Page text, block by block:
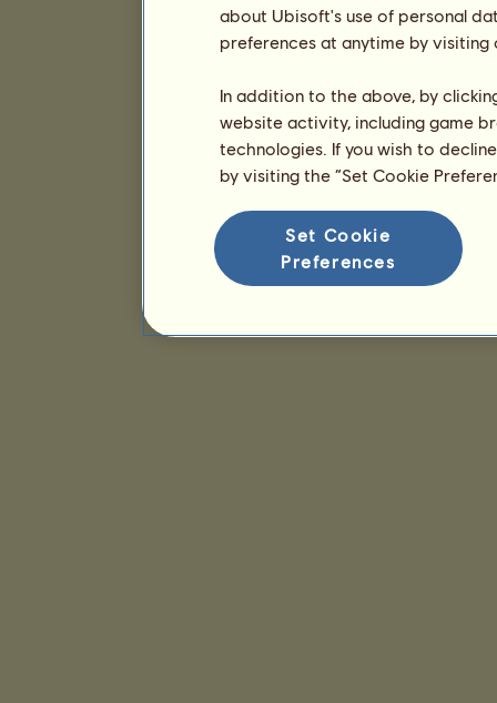
about Ubisoft's use of personal
preferences at anytime by
In addition to the above, by
website activity, including game
technologies. If you wish to
by visiting the “Set Cookie
Set Cookie
Preferences